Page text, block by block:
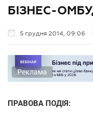
БІЗНЕС-
5 грудня 2014, 09:06
Реклама
ПРАВОВА ПОДІЯ: